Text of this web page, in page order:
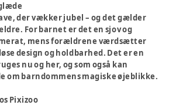
der vækker jubel – og det gælder
For barnet er det en sjov og
mens forældrene værdsætter
design og holdbarhed. Det er en
nu og her, og som også kan
om barndommens magiske øjeblikke.
Pixizoo